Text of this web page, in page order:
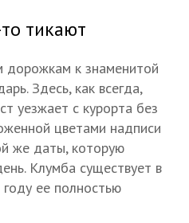
тикают
к знаменитой
Здесь, как всегда,
уезжает с курорта без
цветами надписи
же даты, которую
Клумба существует в
ее полностью